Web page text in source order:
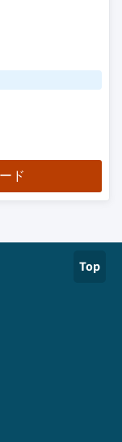
ド
Top